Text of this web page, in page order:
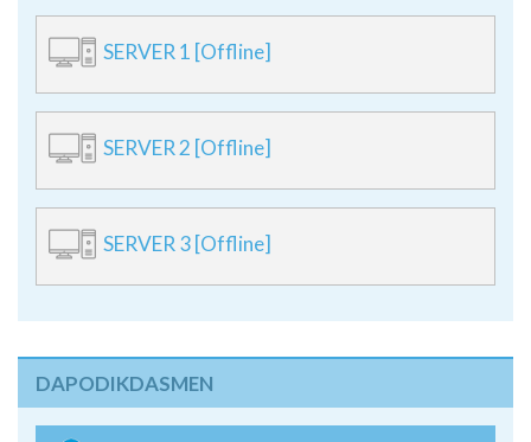
SERVER 1 [Offline]
SERVER 2 [Offline]
SERVER 3 [Offline]
DAPODIKDASMEN